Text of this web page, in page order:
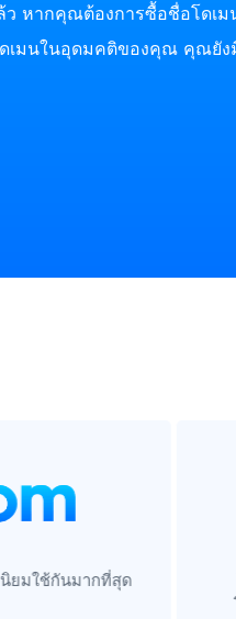
ว หากคุณต้องการซื้อชื่อโดเม
เมนในอุดมคติของคุณ คุณยังมี
ยมใช้กันมากที่สุด